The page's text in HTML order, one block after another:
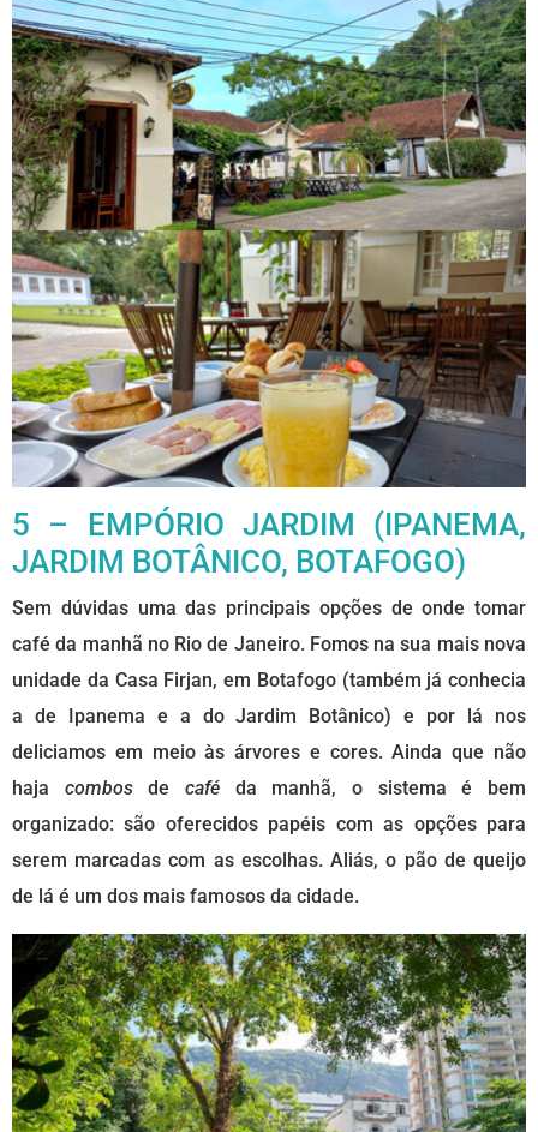
5 – EMPÓRIO JARDIM (IPANEMA,
JARDIM BOTÂNICO, BOTAFOGO)
Sem dúvidas uma das principais opções de onde tomar
café da manhã no Rio de Janeiro. Fomos na sua mais nova
unidade da Casa Firjan, em Botafogo (também já conhecia
a de Ipanema e a do Jardim Botânico) e por lá nos
deliciamos em meio às árvores e cores. Ainda que não
haja combosde café da manhã, o sistema é bem
organizado: são oferecidos papéis com as opções para
serem marcadas com as escolhas. Aliás, o pão de queijo
de lá é um dos mais famosos da cidade.